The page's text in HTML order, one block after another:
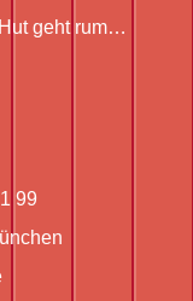
geht rum…
99